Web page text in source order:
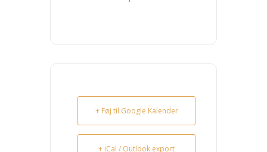
+ Føj til Google Kalender
+ iCal / Outlook export